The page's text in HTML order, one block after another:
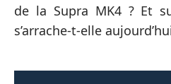
de la Supra MK4 ? Et
s’arrache-t-elle